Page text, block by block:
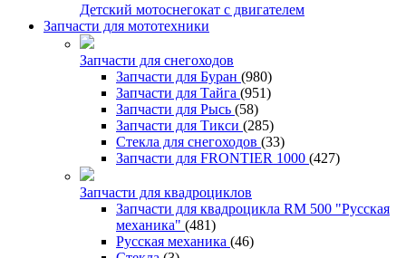
Детский мотоснегокат с двигателем
Запчасти для мототехники
Запчасти для снегоходов
Запчасти для Буран (980)
Запчасти для Тайга (951)
Запчасти для Рысь (58)
Запчасти для Тикси (285)
Стекла для снегоходов (33)
Запчасти для FRONTIER 1000 (427)
Запчасти для квадроциклов
Запчасти для квадроцикла RM 500 "Русская
механика" (481)
Русская механика (46)